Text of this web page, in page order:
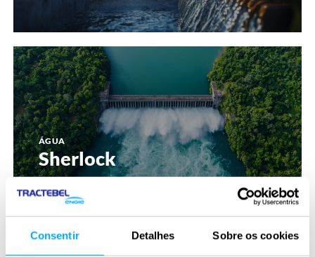
Consentir Detalhes Sobre os cookies
ÁGUA
Sherlock
Sherlock